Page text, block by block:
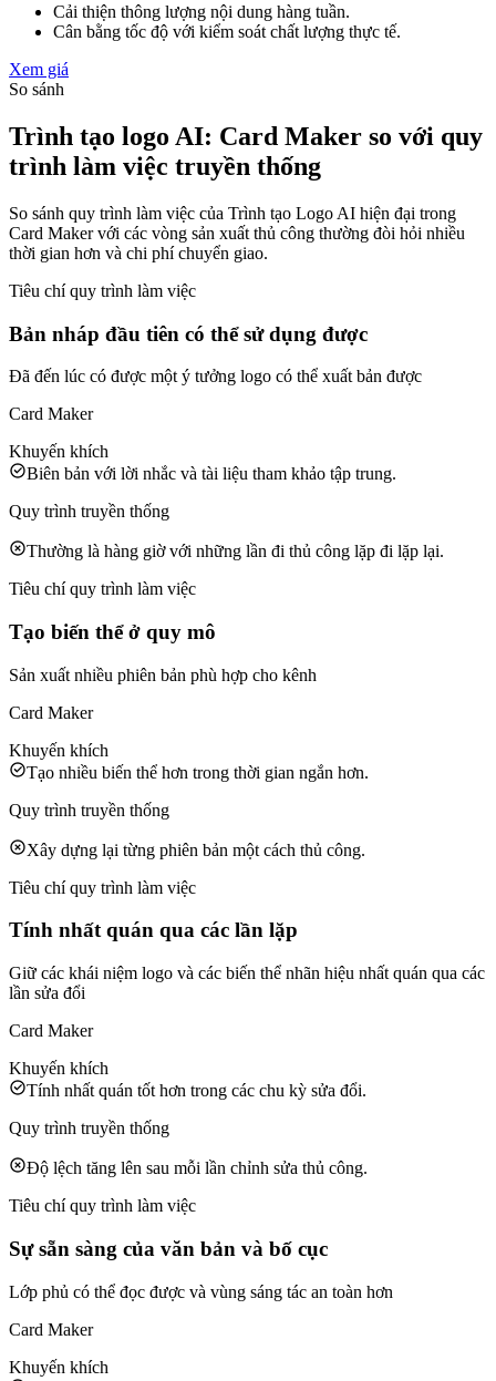
Cải thiện thông lượng nội dung hàng tuần.
Cân bằng tốc độ với kiểm soát chất lượng thực tế.
Xem giá
So sánh
Trình tạo logo AI: Card Maker so với quy
trình làm việc truyền thống
So sánh quy trình làm việc của Trình tạo Logo AI hiện đại trong
Card Maker với các vòng sản xuất thủ công thường đòi hỏi nhiều
thời gian hơn và chi phí chuyển giao.
Tiêu chí quy trình làm việc
Bản nháp đầu tiên có thể sử dụng được
Đã đến lúc có được một ý tưởng logo có thể xuất bản được
Card Maker
Khuyến khích
Biên bản với lời nhắc và tài liệu tham khảo tập trung.
Quy trình truyền thống
Thường là hàng giờ với những lần đi thủ công lặp đi lặp lại.
Tiêu chí quy trình làm việc
Tạo biến thể ở quy mô
Sản xuất nhiều phiên bản phù hợp cho kênh
Card Maker
Khuyến khích
Tạo nhiều biến thể hơn trong thời gian ngắn hơn.
Quy trình truyền thống
Xây dựng lại từng phiên bản một cách thủ công.
Tiêu chí quy trình làm việc
Tính nhất quán qua các lần lặp
Giữ các khái niệm logo và các biến thể nhãn hiệu nhất quán qua các
lần sửa đổi
Card Maker
Khuyến khích
Tính nhất quán tốt hơn trong các chu kỳ sửa đổi.
Quy trình truyền thống
Độ lệch tăng lên sau mỗi lần chỉnh sửa thủ công.
Tiêu chí quy trình làm việc
Sự sẵn sàng của văn bản và bố cục
Lớp phủ có thể đọc được và vùng sáng tác an toàn hơn
Card Maker
Khuyến khích